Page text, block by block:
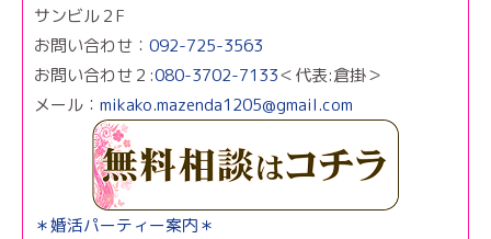
サンビル２F
お問い合わせ： 092-725-3563
お問い合わせ２:080-3702-7133＜代表:倉掛＞
メール： mikako.mazenda1205@gmail.com
＊婚活パーティー案内＊